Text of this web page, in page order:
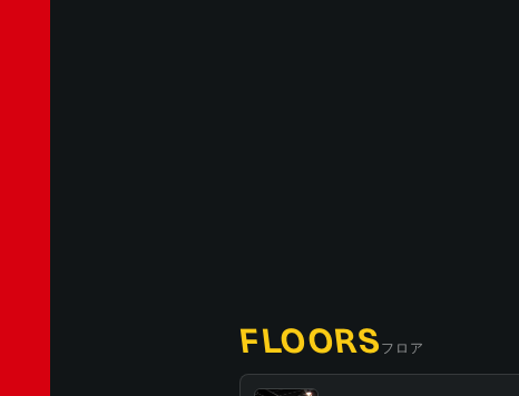
FLOORSフロア